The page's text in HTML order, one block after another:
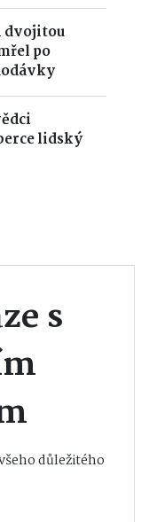
dvojitou
po
lidský
s
důležitého